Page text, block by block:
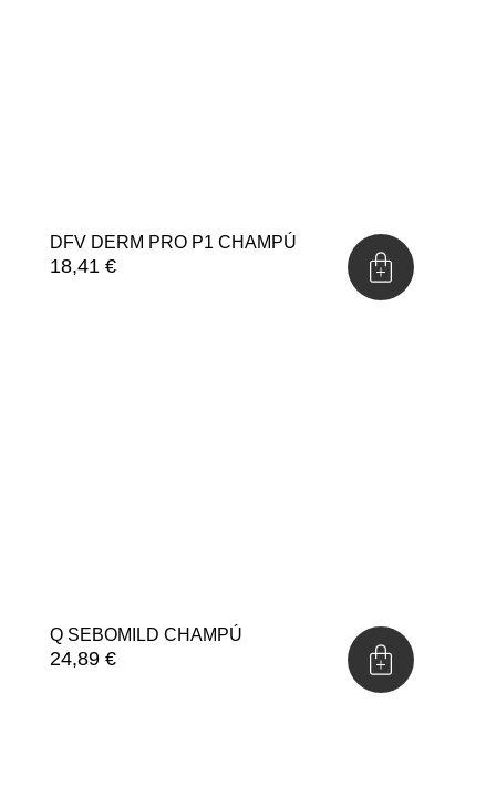
DFV DERM PRO P1 CHAMPÚ
18,41 €
Q SEBOMILD CHAMPÚ
24,89 €